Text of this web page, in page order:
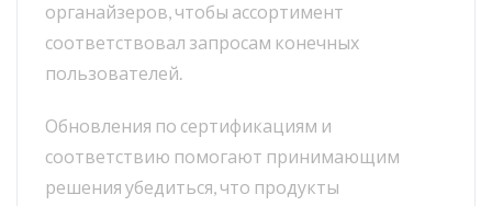
органайзеров, чтобы ассортимент
соответствовал запросам конечных
пользователей.
Обновления по сертификациям и
соответствию помогают принимающим
решения убедиться, что продукты